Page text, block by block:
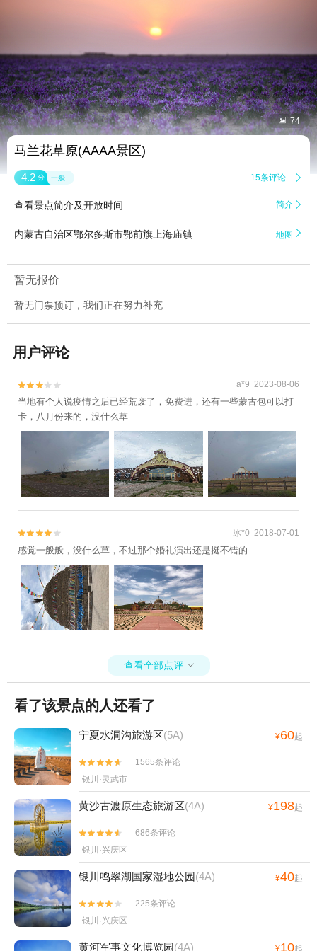
 74
马兰花草原(AAAA景区)
4.2 分 一般 15条评论 
查看景点简介及开放时间 简介 
内蒙古自治区鄂尔多斯市鄂前旗上海庙镇 地图 
暂无报价
暂无门票预订，我们正在努力补充
用户评论

 a*9 2023-08-06
当地有个人说疫情之后已经荒废了，免费进，还有一些蒙古包可以打
卡，八月份来的，没什么草

 冰*0 2018-07-01
感觉一般般，没什么草，不过那个婚礼演出还是挺不错的
查看全部点评 
看了该景点的人还看了
宁夏水洞沟旅游区(5A) ¥60起


1565条评论
银川·灵武市
黄沙古渡原生态旅游区(4A) ¥198起


686条评论
银川·兴庆区
银川鸣翠湖国家湿地公园(4A) ¥40起


225条评论
银川·兴庆区
黄河军事文化博览园(4A) ¥10起